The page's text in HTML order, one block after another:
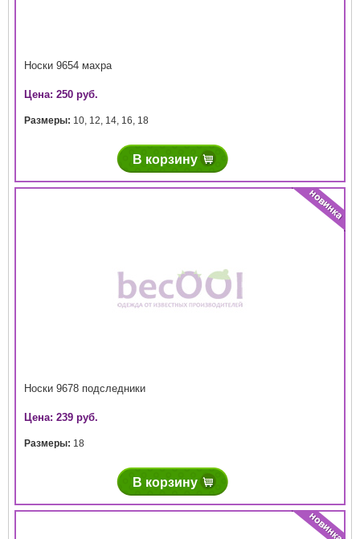
Носки 9654 махра
Цена: 250 руб.
Размеры: 10, 12, 14, 16, 18
В корзину
Носки 9678 подследники
Цена: 239 руб.
Размеры: 18
В корзину